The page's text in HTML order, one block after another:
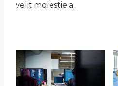
velit molestie a.